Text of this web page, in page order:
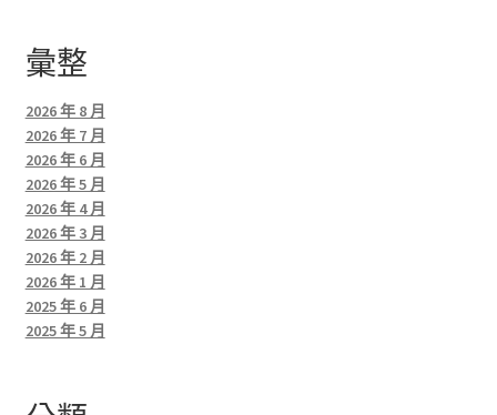
彙整
2026 年 8 月
2026 年 7 月
2026 年 6 月
2026 年 5 月
2026 年 4 月
2026 年 3 月
2026 年 2 月
2026 年 1 月
2025 年 6 月
2025 年 5 月